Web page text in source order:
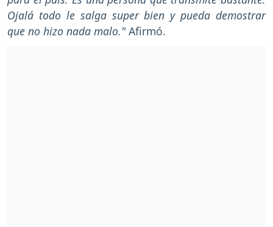
Ojalá todo le salga super bien y pueda demostrar
que no hizo nada malo." Afirmó.